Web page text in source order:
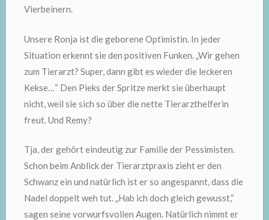
Vierbeinern.
Unsere Ronja ist die geborene Optimistin. In jeder
Situation erkennt sie den positiven Funken. „Wir gehen
zum Tierarzt? Super, dann gibt es wieder die leckeren
Kekse…“ Den Pieks der Spritze merkt sie überhaupt
nicht, weil sie sich so über die nette Tierarzthelferin
freut. Und Remy?
Tja, der gehört eindeutig zur Familie der Pessimisten.
Schon beim Anblick der Tierarztpraxis zieht er den
Schwanz ein und natürlich ist er so angespannt, dass die
Nadel doppelt weh tut. „Hab ich doch gleich gewusst,“
sagen seine vorwurfsvollen Augen. Natürlich nimmt er